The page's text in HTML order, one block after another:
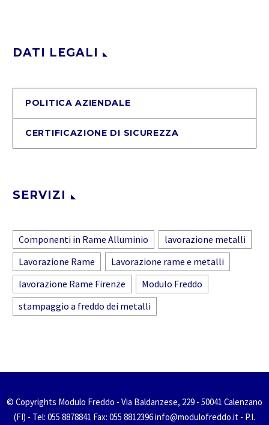
DATI LEGALI
POLITICA AZIENDALE
CERTIFICAZIONE DI SICUREZZA
SERVIZI
Componenti in Rame Alluminio
lavorazione metalli
Lavorazione Rame
Lavorazione rame e metalli
lavorazione Rame Firenze
Modulo Freddo
stampaggio a freddo dei metalli
© Copyrights Modulo Freddo - Via Baldanzese, 229 - 50041 Calenzano
(FI) - Tel: 055 8878841 Fax: 055 8812396 info@modulofreddo.it - P.I.